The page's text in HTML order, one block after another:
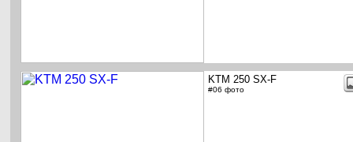
KTM 250 SX-F
#06 фото